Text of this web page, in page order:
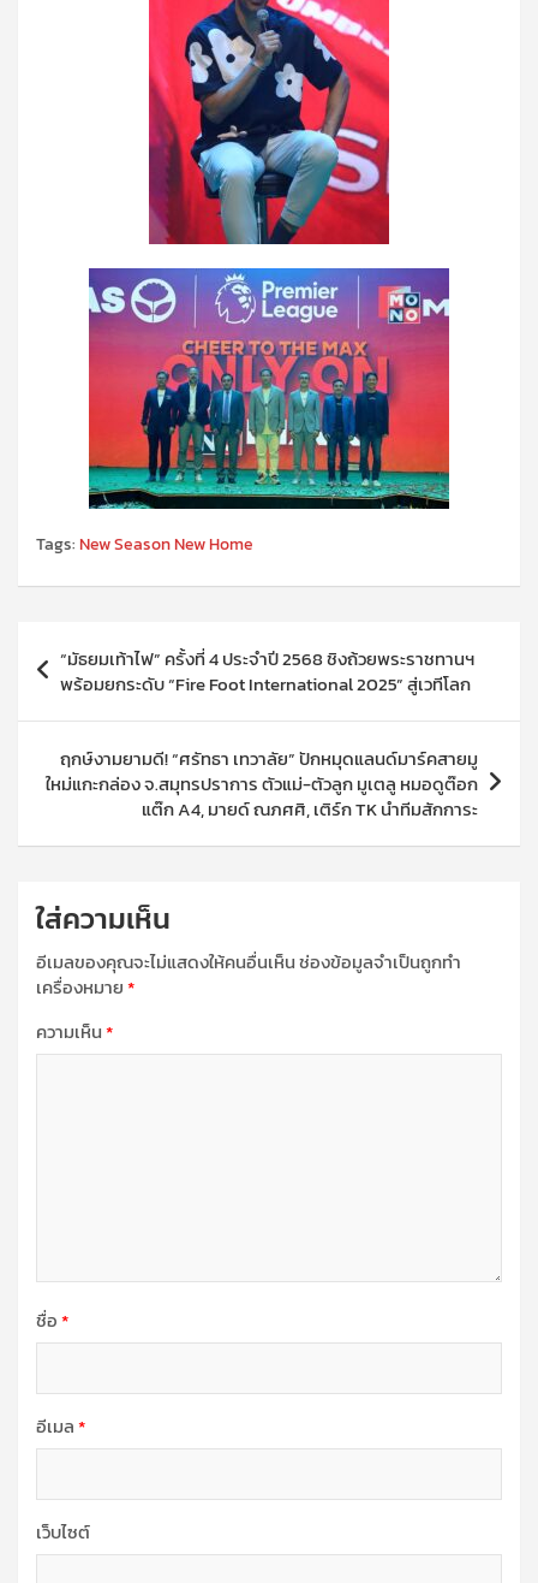
Tags:New Season New Home
แนะแนว
เรื่อง“มัธยมเท้าไฟ” ครั้งที่ 4 ประจำปี 2568 ชิงถ้วยพระราชทานฯ
พร้อมยกระดับ “Fire Foot International 2025” สู่เวทีโลก
ฤกษ์งามยามดี! “ศรัทธา เทวาลัย” ปักหมุดแลนด์มาร์คสายมู
ใหม่แกะกล่อง จ.สมุทรปราการ ตัวแม่-ตัวลูก มูเตลู หมอดูต๊อก
แต๊ก A4, มายด์ ณภศศิ, เติร์ก TK นำทีมสักการะ
ใส่ความเห็น
อีเมลของคุณจะไม่แสดงให้คนอื่นเห็นช่องข้อมูลจำเป็นถูกทำ
เครื่องหมาย*
ความเห็น*
ชื่อ*
อีเมล*
เว็บไซต์